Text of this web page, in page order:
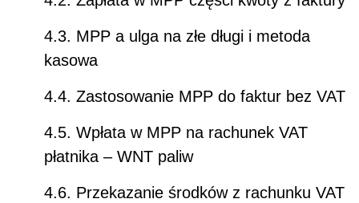
4.3. MPP a ulga na złe długi i metoda
kasowa
4.4. Zastosowanie MPP do faktur bez VAT
4.5. Wpłata w MPP na rachunek VAT
płatnika – WNT paliw
4.6. Przekazanie środków z rachunku VAT